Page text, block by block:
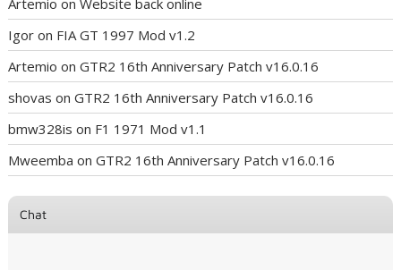
Igor on FIA GT 1997 Mod v1.2
Artemio onGTR2 16th Anniversary Patch v16.0.16
shovas onGTR2 16th Anniversary Patch v16.0.16
bmw328is on F1 1971 Mod v1.1
Mweemba onGTR2 16th Anniversary Patch v16.0.16
Chat